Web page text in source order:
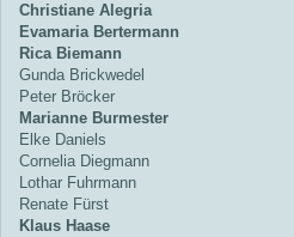
Christiane Alegria
Evamaria Bertermann
Rica Biemann
Gunda Brickwedel
Peter Bröcker
Marianne Burmester
Elke Daniels
Cornelia Diegmann
Lothar Fuhrmann
Renate Fürst
Klaus Haase